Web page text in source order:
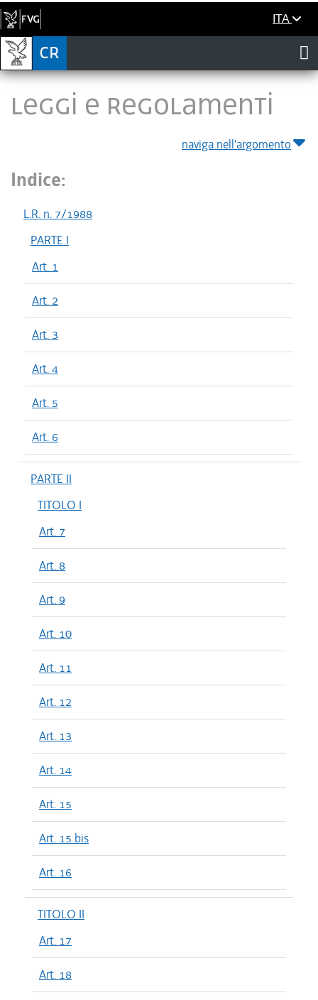
ITA
LEGGI E REGOLAMENTI
naviga nell'argomento
Indice:
L.R. n. 7/1988
PARTE I
Art. 1
Art. 2
Art. 3
Art. 4
Art. 5
Art. 6
PARTE II
TITOLO I
Art. 7
Art. 8
Art. 9
Art. 10
Art. 11
Art. 12
Art. 13
Art. 14
Art. 15
Art. 15 bis
Art. 16
TITOLO II
Art. 17
Art. 18